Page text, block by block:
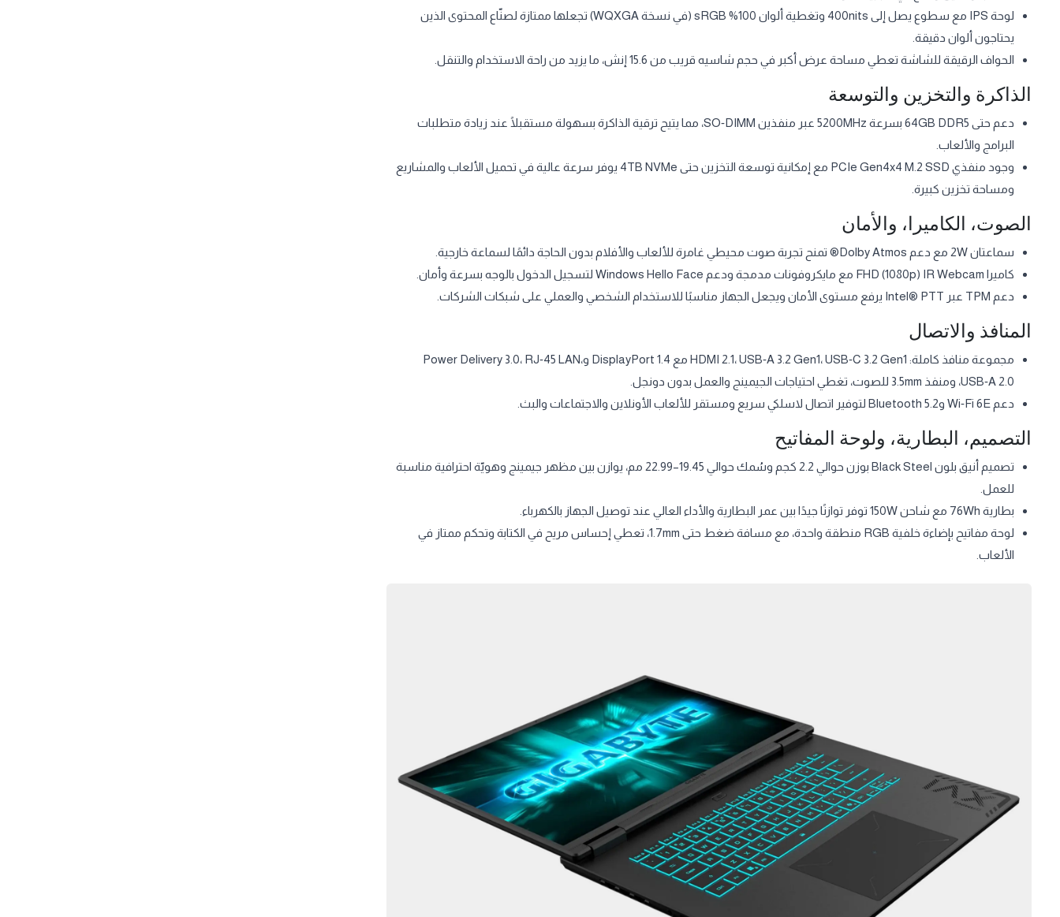
لوحة IPS مع سطوع يصل إلى 400nits وتغطية ألوان 100% sRGB (في نسخة WQXGA) تجعلها ممتازة لصنّاع المحتوى الذين
يحتاجون ألوان دقيقة.​
الحواف الرقيقة للشاشة تعطي مساحة عرض أكبر في حجم شاسيه قريب من 15.6 إنش، ما يزيد من راحة الاستخدام والتنقل.​
الذاكرة والتخزين والتوسعة
دعم حتى 64GB DDR5 بسرعة 5200MHz عبر منفذين SO‑DIMM، مما يتيح ترقية الذاكرة بسهولة مستقبلًا عند زيادة متطلبات
البرامج والألعاب.​
وجود منفذي PCIe Gen4x4 M.2 SSD مع إمكانية توسعة التخزين حتى 4TB NVMe يوفر سرعة عالية في تحميل الألعاب والمشاريع
ومساحة تخزين كبيرة.​
الصوت، الكاميرا، والأمان
سماعتان 2W مع دعم Dolby Atmos® تمنح تجربة صوت محيطي غامرة للألعاب والأفلام بدون الحاجة دائمًا لسماعة خارجية.​
كاميرا FHD (1080p) IR Webcam مع مايكروفونات مدمجة ودعم Windows Hello Face لتسجيل الدخول بالوجه بسرعة وأمان.​
دعم TPM عبر Intel® PTT يرفع مستوى الأمان ويجعل الجهاز مناسبًا للاستخدام الشخصي والعملي على شبكات الشركات.​
المنافذ والاتصال
مجموعة منافذ كاملة: HDMI 2.1، USB‑A 3.2 Gen1، USB‑C 3.2 Gen1 مع DisplayPort 1.4 وPower Delivery 3.0، RJ‑45 LAN،
USB‑A 2.0، ومنفذ 3.5mm للصوت، تغطي احتياجات الجيمينج والعمل بدون دونجل.​
دعم Wi‑Fi 6E وBluetooth 5.2 لتوفير اتصال لاسلكي سريع ومستقر للألعاب الأونلاين والاجتماعات والبث.​
التصميم، البطارية، ولوحة المفاتيح
تصميم أنيق بلون Black Steel بوزن حوالي 2.2 كجم وسُمك حوالي 19.45–22.99 مم، يوازن بين مظهر جيمينج وهويّة احترافية مناسبة
للعمل.​
بطارية 76Wh مع شاحن 150W توفر توازنًا جيدًا بين عمر البطارية والأداء العالي عند توصيل الجهاز بالكهرباء.​
لوحة مفاتيح بإضاءة خلفية RGB منطقة واحدة، مع مسافة ضغط حتى 1.7mm، تعطي إحساس مريح في الكتابة وتحكم ممتاز في
الألعاب.​